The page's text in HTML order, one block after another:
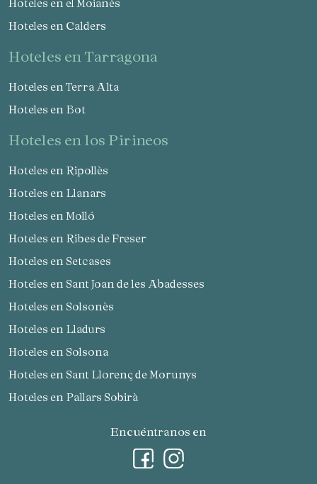
Hoteles en el Moianès
Hoteles en Calders
hoteles en Tarragona
Hoteles en Terra Alta
Hoteles en Bot
hoteles en los Pirineos
Hoteles en Ripollès
Hoteles en Llanars
Hoteles en Molló
Hoteles en Ribes de Freser
Hoteles en Setcases
Hoteles en Sant Joan de les Abadesses
Hoteles en Solsonès
Hoteles en Lladurs
Hoteles en Solsona
Hoteles en Sant Llorenç de Morunys
Hoteles en Pallars Sobirà
Encuéntranos en